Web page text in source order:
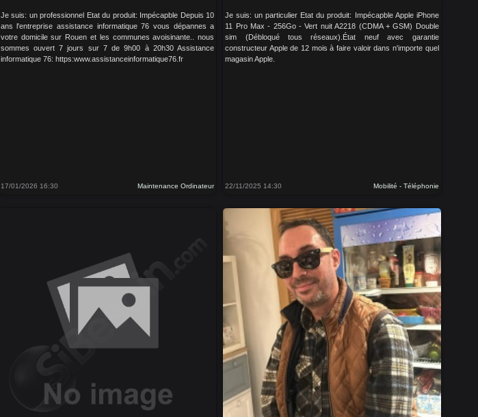
Je suis: un professionnel Etat du produit: Impécapble Depuis 10
ans l'entreprise assistance informatique 76 vous dépannes a
votre domicile sur Rouen et les communes avoisinante.. nous
sommes ouvert 7 jours sur 7 de 9h00 à 20h30 Assistance
informatique 76: https:www.assistanceinformatique76.fr
17/01/2026 16:30 Maintenance Ordinateur
Je suis: un particulier Etat du produit: Impécapble Apple iPhone
11 Pro Max - 256Go - Vert nuit A2218 (CDMA + GSM) Double
sim (Débloqué tous réseaux).État neuf avec garantie
constructeur Apple de 12 mois à faire valoir dans n'importe quel
magasin Apple.
22/11/2025 14:30 Mobilité - Téléphonie